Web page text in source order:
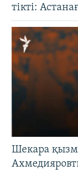
тікті:
Шекара